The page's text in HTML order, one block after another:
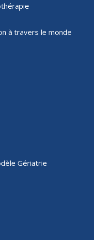
à travers le monde
Gériatrie